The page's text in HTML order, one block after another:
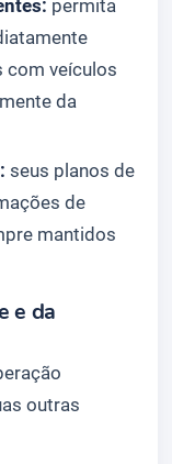
permita
com veículos
da
seus planos de
de
mantidos
e da
outras